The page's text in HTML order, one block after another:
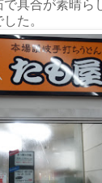
具合が素晴ら
た。